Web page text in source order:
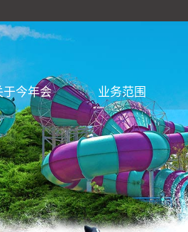
于今年会 业务范围